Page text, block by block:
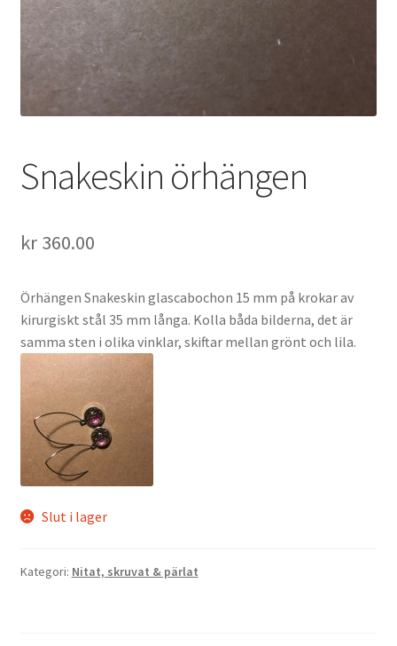
Snakeskin örhängen
kr360.00
Örhängen Snakeskin glascabochon 15 mm på krokar av
kirurgiskt stål 35 mm långa. Kolla båda bilderna, det är
samma sten i olika vinklar, skiftar mellan grönt och lila.
Slut i lager
Kategori: Nitat, skruvat & pärlat